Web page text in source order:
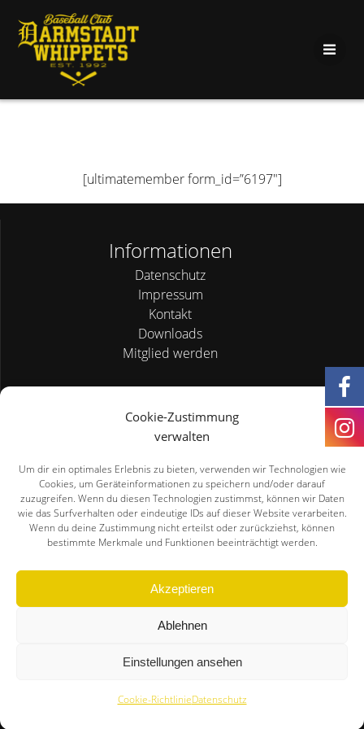
Cookie-Zustimmung
verwalten
Um dir ein optimales Erlebnis zu bieten, verwenden wir Technologien wie
Cookies, um Geräteinformationen zu speichern und/oder darauf
zuzugreifen. Wenn du diesen Technologien zustimmst, können wir Daten
wie das Surfverhalten oder eindeutige IDs auf dieser Website verarbeiten.
Wenn du deine Zustimmung nicht erteilst oder zurückziehst, können
bestimmte Merkmale und Funktionen beeinträchtigt werden.
Akzeptieren
Ablehnen
Einstellungen ansehen
Cookie-RichtlinieDatenschutz
[ultimatemember form_id=”6197″]
Informationen
Datenschutz
Impressum
Kontakt
Downloads
Mitglied werden
Für Sponsoren
Jetzt Sponsor werden!
Spenden per PAYPAL
Jetzt Mitglied werden!
Darmstadt Whippets © 2026